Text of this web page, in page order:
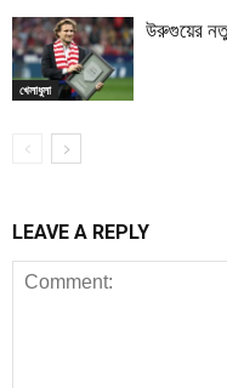
খেলাধুলা
উরুগুয়ের
LEAVE A REPLY